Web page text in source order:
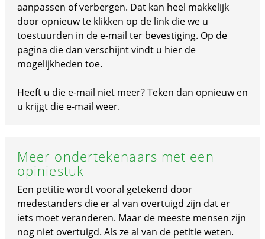
aanpassen of verbergen. Dat kan heel makkelijk
door opnieuw te klikken op de link die we u
toestuurden in de e-mail ter bevestiging. Op de
pagina die dan verschijnt vindt u hier de
mogelijkheden toe.
Heeft u die e-mail niet meer? Teken dan opnieuw en
u krijgt die e-mail weer.
Meer ondertekenaars met een
opiniestuk
Een petitie wordt vooral getekend door
medestanders die er al van overtuigd zijn dat er
iets moet veranderen. Maar de meeste mensen zijn
nog niet overtuigd. Als ze al van de petitie weten.